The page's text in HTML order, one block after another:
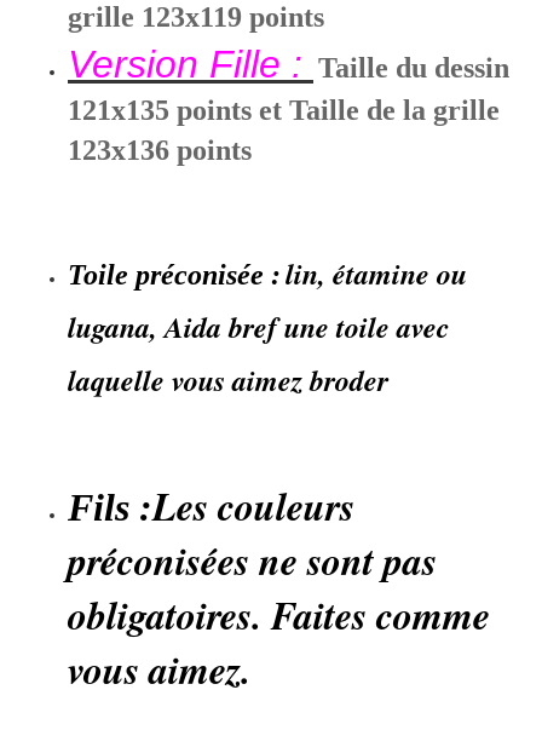
grille 123x119 points
Version Fille : Taille du dessin
121x135 points et Taille de la grille
123x136 points
Toile préconisée :lin, étamine ou
lugana, Aida bref une toile avec
laquelle vous aimez broder
Fils :Les couleurs
préconisées ne sont pas
obligatoires. Faites comme
vous aimez.